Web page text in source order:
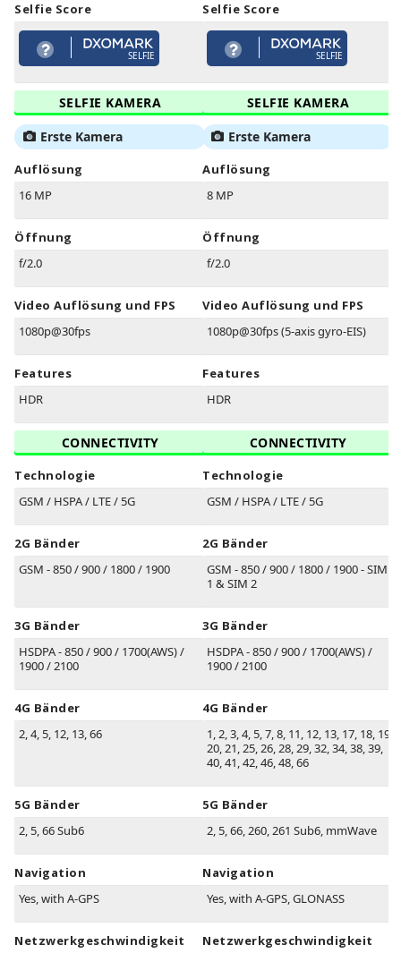
Selfie Score
SELFIE
SELFIE KAMERA
Erste Kamera
Auflösung
16 MP
Öffnung
f/2.0
Video Auflösung und FPS
1080p@30fps
Features
HDR
CONNECTIVITY
Technologie
GSM / HSPA / LTE / 5G
2G Bänder
GSM - 850 / 900 / 1800 / 1900
3G Bänder
HSDPA - 850 / 900 / 1700(AWS) /
1900 / 2100
4G Bänder
2, 4, 5, 12, 13, 66
5G Bänder
2, 5, 66 Sub6
Navigation
Yes, with A-GPS
Netzwerkgeschwindigkeit
Selfie Score
SELFIE
SELFIE KAMERA
Erste Kamera
Auflösung
8 MP
Öffnung
f/2.0
Video Auflösung und FPS
1080p@30fps (5-axis gyro-EIS)
Features
HDR
CONNECTIVITY
Technologie
GSM / HSPA / LTE / 5G
2G Bänder
GSM - 850 / 900 / 1800 / 1900 - SIM
1 & SIM 2
3G Bänder
HSDPA - 850 / 900 / 1700(AWS) /
1900 / 2100
4G Bänder
1, 2, 3, 4, 5, 7, 8, 11, 12, 13, 17, 18, 19,
20, 21, 25, 26, 28, 29, 32, 34, 38, 39,
40, 41, 42, 46, 48, 66
5G Bänder
2, 5, 66, 260, 261 Sub6, mmWave
Navigation
Yes, with A-GPS, GLONASS
Netzwerkgeschwindigkeit